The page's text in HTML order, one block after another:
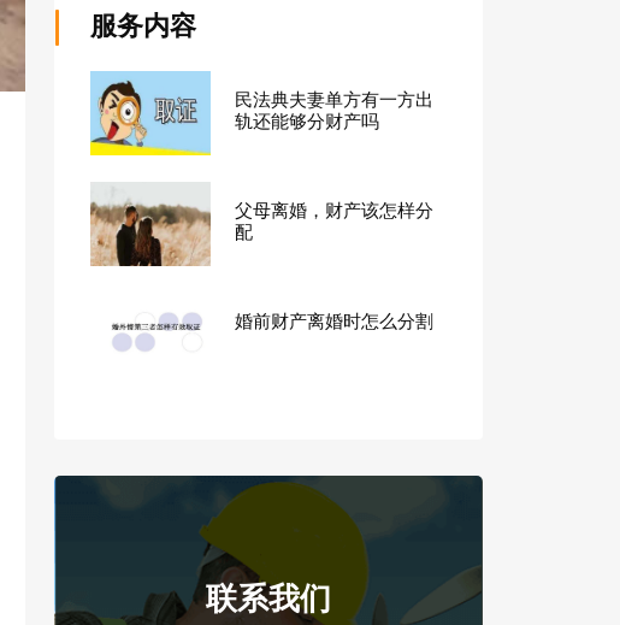
服务内容
民法典夫妻单方有一方出
轨还能够分财产吗
父母离婚，财产该怎样分
配
婚前财产离婚时怎么分割
联系我们